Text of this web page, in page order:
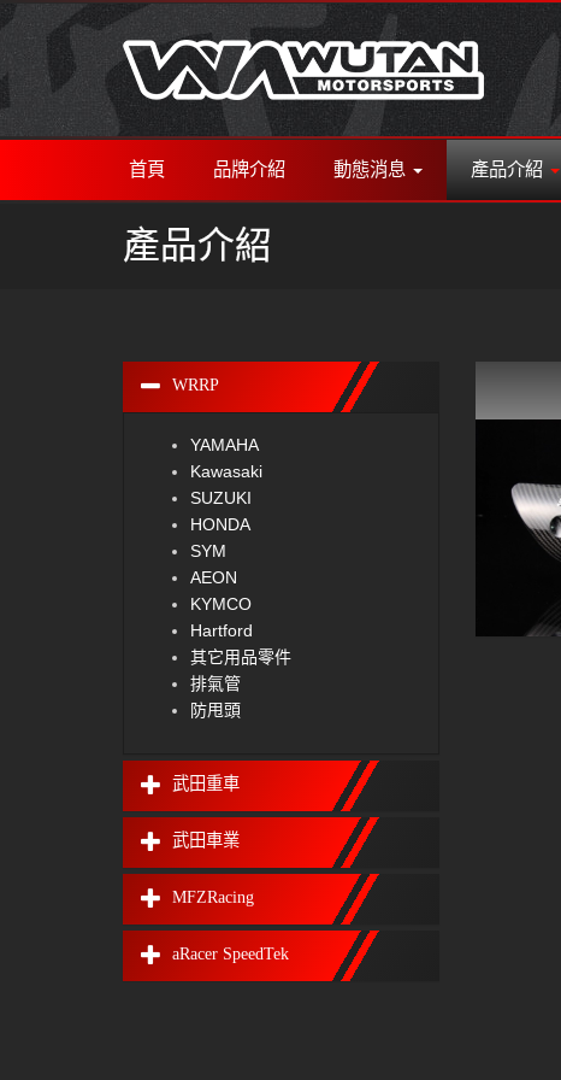
首頁 品牌介紹 動態消息 產品介紹
產品介紹
WRRP
YAMAHA
Kawasaki
SUZUKI
HONDA
SYM
AEON
KYMCO
Hartford
其它用品零件
排氣管
防甩頭
武田重車
武田車業
MFZRacing
aRacer SpeedTek